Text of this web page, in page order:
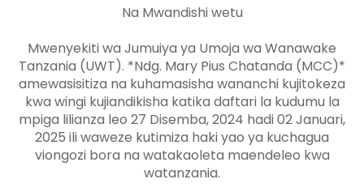
Na Mwandishi wetu
Mwenyekiti wa Jumuiya ya Umoja wa Wanawake
Tanzania (UWT). *Ndg. Mary Pius Chatanda (MCC)*
amewasisitiza na kuhamasisha wananchi kujitokeza
kwa wingi kujiandikisha katika daftari la kudumu la
mpiga lilianza leo 27 Disemba, 2024 hadi 02 Januari,
2025 ili waweze kutimiza haki yao ya kuchagua
viongozi bora na watakaoleta maendeleo kwa
watanzania.